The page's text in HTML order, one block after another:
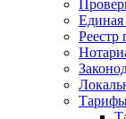
Реестр